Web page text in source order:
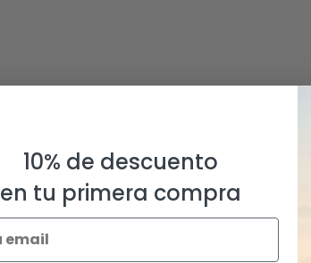
10% de descuento
en tu primera compra